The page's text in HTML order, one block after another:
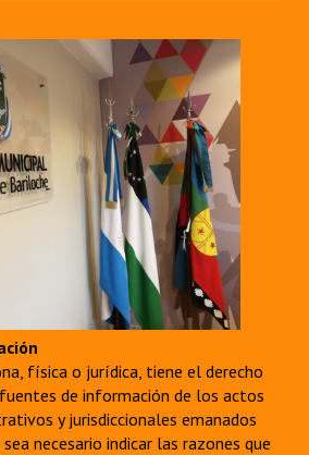
física o jurídica, tiene el derecho
de información de los actos
y jurisdiccionales emanados
necesario indicar las razones que